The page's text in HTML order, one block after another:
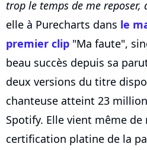
trop le temps de me reposer,
elle à Purecharts dans le
premier clip "Ma faute",
beau succès depuis sa
deux versions du titre
chanteuse atteint 23
Spotify. Elle vient même de
certification platine de la